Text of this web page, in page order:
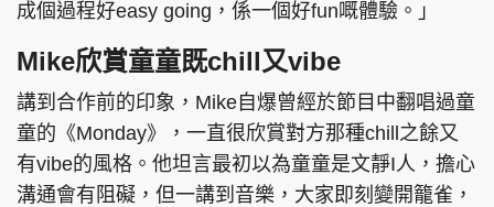
頭條日報 星島環球 The Standard
親子王 Oh!爸媽 JobMarket
成個過程好easy going，係一個好fun嘅體驗。」
Mike欣賞童童既chill又vibe
講到合作前的印象，Mike自爆曾經於節目中翻唱過童
童的《Monday》，一直很欣賞對方那種chill之餘又
有vibe的風格。他坦言最初以為童童是文靜I人，擔心
溝通會有阻礙，但一講到音樂，大家即刻變開籠雀，